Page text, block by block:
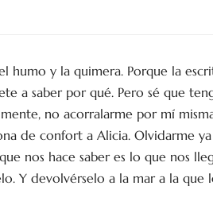
y la quimera. Porque la
a saber por qué. Pero sé que
no acorralarme por mí
de confort a Alicia. Olvidarme
nos hace saber es lo que nos
Y devolvérselo a la mar a la que